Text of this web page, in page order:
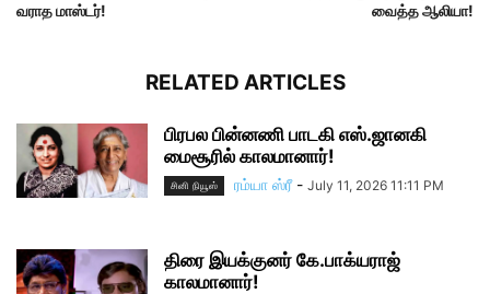
வராத மாஸ்டர்!
வைத்த ஆலியா!
RELATED ARTICLES
பிரபல பின்னணி பாடகி எஸ்.ஜானகி
மைசூரில் காலமானார்!
சினி நியூஸ் ரம்யா ஸ்ரீ - July 11, 2026 11:11 PM
திரை இயக்குனர் கே.பாக்யராஜ்
காலமானார்!